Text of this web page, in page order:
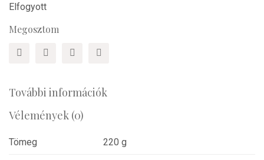
Elfogyott
Megosztom
További információk
Vélemények (0)
Tömeg 220 g